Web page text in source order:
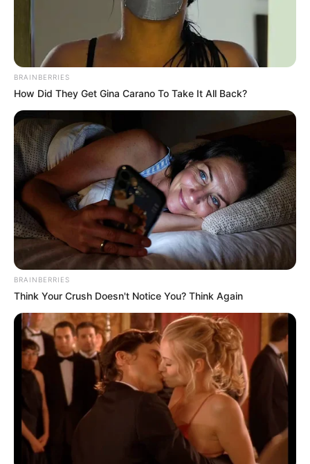
Atletas de Paraguaçu se
destacam na disputa do Troféu
BRAINBERRIES
How Did They Get Gina Carano To Take It All Back?
BRAINBERRIES
Think Your Crush Doesn't Notice You? Think Again